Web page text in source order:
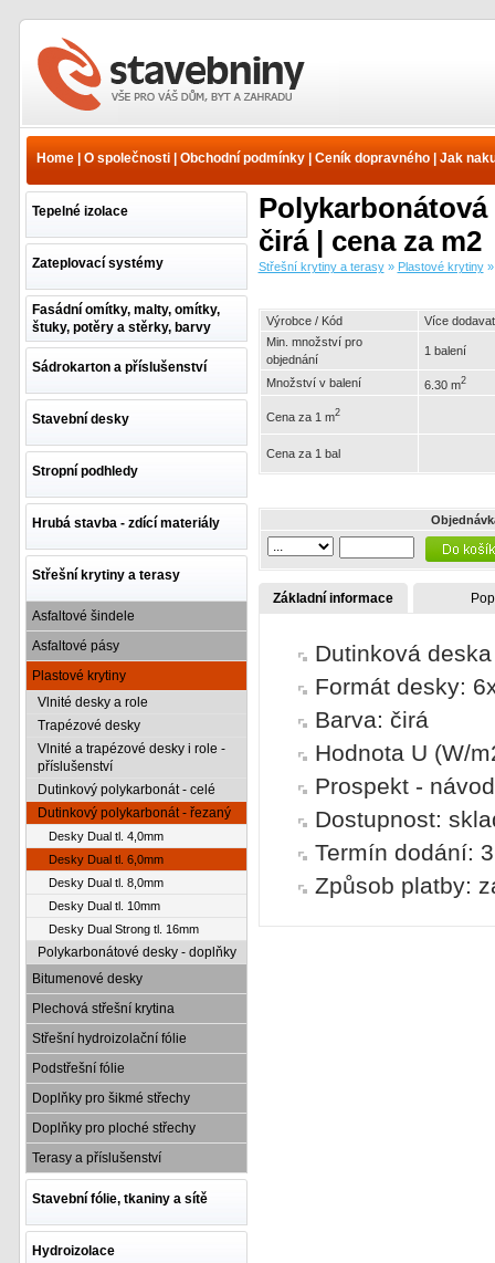
Plastové krytiny -
řezaný - Desky Dual tl.
Home| O společnosti| Obchodní podmínky| Ceník dopravného| Jak
Tepelné izolace
Zateplovací systémy
Fasádní omítky, malty, omítky,
štuky, potěry a stěrky, barvy
Sádrokarton a příslušenství
Stavební desky
Stropní podhledy
Hrubá stavba - zdící materiály
Střešní krytiny a terasy
Asfaltové šindele
Asfaltové pásy
Plastové krytiny
Vlnité desky a role
Trapézové desky
Vlnité a trapézové desky i role -
příslušenství
Dutinkový polykarbonát - celé
Dutinkový polykarbonát - řezaný
Desky Dual tl. 4,0mm
Desky Dual tl. 6,0mm
Desky Dual tl. 8,0mm
Desky Dual tl. 10mm
Desky Dual Strong tl. 16mm
Polykarbonátové desky - doplňky
Bitumenové desky
Plechová střešní krytina
Střešní hydroizolační fólie
Podstřešní fólie
Doplňky pro šikmé střechy
Doplňky pro ploché střechy
Terasy a příslušenství
Stavební fólie, tkaniny a sítě
Hydroizolace
Polykarbonátová
čirá | cena za m2
Střešní krytiny a terasy» Plastové krytiny
Výrobce / Kód
Více
Min. množství pro
objednání
1 balení
Množství v balení 6.30 m2
Cena za 1 m2
Cena za 1 bal
Základní informace
Dutinková
Formát desky:
Barva: čirá
Hodnota U (W/
Prospekt -
Dostupnost:
Termín dodání:
Způsob platby: